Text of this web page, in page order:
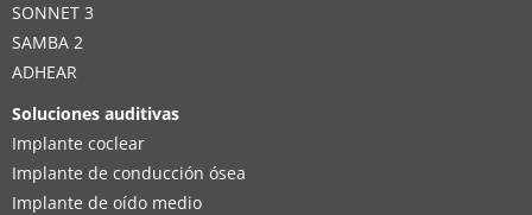
SONNET 3
SAMBA 2
ADHEAR
Soluciones auditivas
Implante coclear
Implante de conducción ósea
Implante de oído medio